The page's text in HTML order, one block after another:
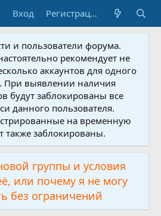
Вход Регистрация
и пользователи форума.
рекомендует не
аккаунтов для одного
При выявлении наличия
будут заблокированы все
данного пользователя.
на временную
также заблокированы.
группы и условия
или почему я не могу
без ограничений